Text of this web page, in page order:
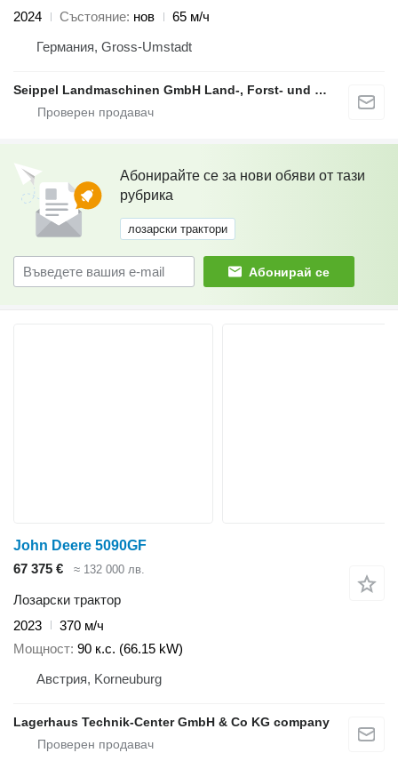
2024
Състояние нов
65 м/ч
Германия, Gross-Umstadt
Seippel Landmaschinen GmbH Land-, Forst- und Gartentechnik
Абонирайте се за нови обяви от тази
рубрика
лозарски трактори
Абонирай се
John Deere 5090GF
67 375 €
≈ 132 000 лв.
Лозарски трактор
2023
370 м/ч
Мощност 90 к.с. (66.15 kW)
Австрия, Korneuburg
Lagerhaus Technik-Center GmbH & Co KG company